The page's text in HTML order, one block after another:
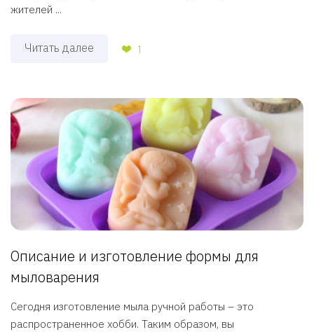
жителей ...
Читать далее 1
Описание и изготовление формы для
мыловарения
Сегодня изготовление мыла ручной работы – это
распространенное хобби. Таким образом, вы